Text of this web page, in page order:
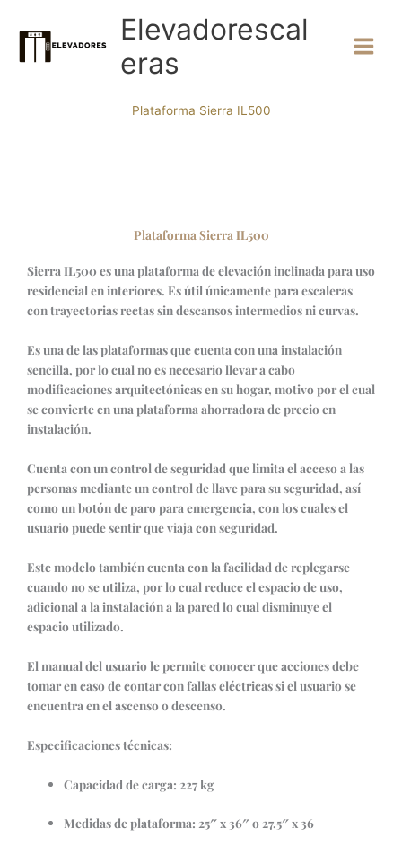
contenido
Elevadorescal
eras
Plataforma Sierra IL500
Plataforma Sierra IL500
Sierra IL500 es una plataforma de elevación inclinada para uso
residencial en interiores. Es útil únicamente para escaleras
con trayectorias rectas sin descansos intermedios ni curvas.
Es una de las plataformas que cuenta con una instalación
sencilla, por lo cual no es necesario llevar a cabo
modificaciones arquitectónicas en su hogar, motivo por el cual
se convierte en una plataforma ahorradora de precio en
instalación.
Cuenta con un control de seguridad que limita el acceso a las
personas mediante un control de llave para su seguridad, así
como un botón de paro para emergencia, con los cuales el
usuario puede sentir que viaja con seguridad.
Este modelo también cuenta con la facilidad de replegarse
cuando no se utiliza, por lo cual reduce el espacio de uso,
adicional a la instalación a la pared lo cual disminuye el
espacio utilizado.
El manual del usuario le permite conocer que acciones debe
tomar en caso de contar con fallas eléctricas si el usuario se
encuentra en el ascenso o descenso.
Especificaciones técnicas:
Capacidad de carga: 227 kg
Medidas de plataforma: 25″ x 36″ o 27.5″ x 36